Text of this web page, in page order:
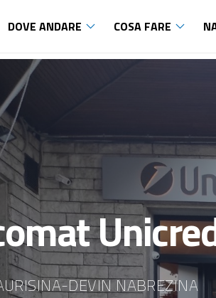
DOVE ANDARE COSA FARE
DEVIN NABREZINA